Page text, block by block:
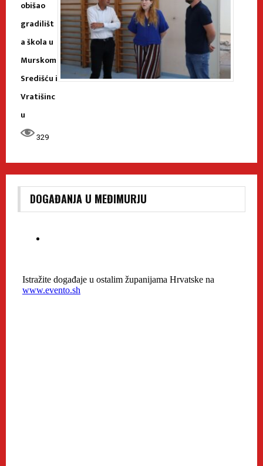
obišao
gradilišt
a škola u
Murskom
Središću i
Vratišinc
u
329
DOGAĐANJA U MEĐIMURJU